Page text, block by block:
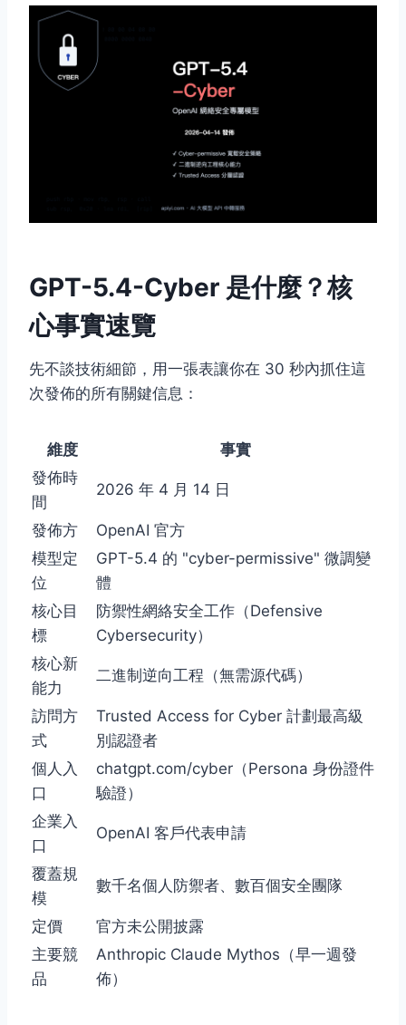
GPT-5.4-Cyber 是什麼？核
心事實速覽
先不談技術細節，用一張表讓你在 30 秒內抓住這
次發佈的所有關鍵信息：
維度
事實
發佈時
間
2026 年 4 月 14 日
發佈方
OpenAI 官方
模型定
位
GPT-5.4 的 "cyber-permissive" 微調變
體
核心目
標
防禦性網絡安全工作（Defensive
Cybersecurity）
核心新
能力
二進制逆向工程（無需源代碼）
訪問方
式
Trusted Access for Cyber 計劃最高級
別認證者
個人入
口
chatgpt.com/cyber（Persona 身份證件
驗證）
企業入
口
OpenAI 客戶代表申請
覆蓋規
模
數千名個人防禦者、數百個安全團隊
定價
官方未公開披露
主要競
品
Anthropic Claude Mythos（早一週發
佈）